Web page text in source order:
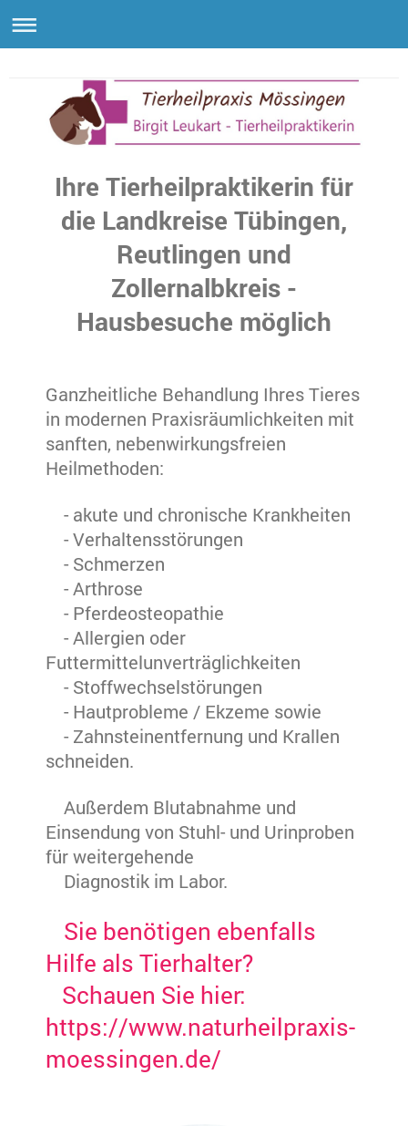
Tierheilpraxis Mössingen Birgit Leukart
Ihre Tierheilpraktikerin für
die Landkreise Tübingen,
Reutlingen und
Zollernalbkreis -
Hausbesuche möglich
Ganzheitliche Behandlung Ihres Tieres
in modernen Praxisräumlichkeiten mit
sanften, nebenwirkungsfreien
Heilmethoden:
- akute und chronische Krankheiten
- Verhaltensstörungen
- Schmerzen
- Arthrose
- Pferdeosteopathie
- Allergien oder
Futtermittelunverträglichkeiten
- Stoffwechselstörungen
- Hautprobleme / Ekzeme sowie
- Zahnsteinentfernung und Krallen
schneiden.
Außerdem Blutabnahme und
Einsendung von Stuhl- und Urinproben
für weitergehende
Diagnostik im Labor.
Sie benötigen ebenfalls
Hilfe als Tierhalter?
Schauen Sie hier:
https://www.naturheilpraxis-
moessingen.de/